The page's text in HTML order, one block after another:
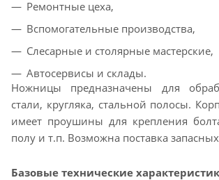
Ремонтные цеха,
Вспомогательные производства,
Слесарные и столярные мастерские,
Автосервисы и склады.
Ножницы предназначены для
стали, кругляка, стальной полосы.
имеет проушины для крепления
полу и т.п. Возможна поставка
Базовые технические